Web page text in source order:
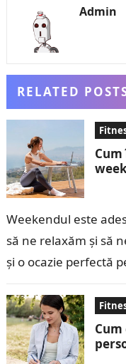
Admin
RELATED
Weekendul este
să ne relaxăm și să
și o ocazie perfectă